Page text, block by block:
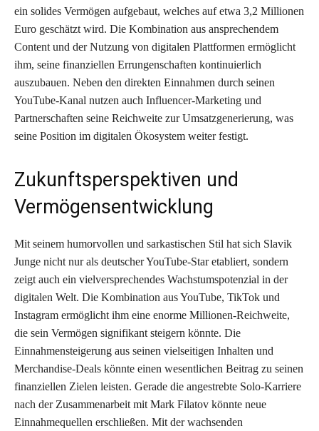
ein solides Vermögen aufgebaut, welches auf etwa 3,2 Millionen
Euro geschätzt wird. Die Kombination aus ansprechendem
Content und der Nutzung von digitalen Plattformen ermöglicht
ihm, seine finanziellen Errungenschaften kontinuierlich
auszubauen. Neben den direkten Einnahmen durch seinen
YouTube-Kanal nutzen auch Influencer-Marketing und
Partnerschaften seine Reichweite zur Umsatzgenerierung, was
seine Position im digitalen Ökosystem weiter festigt.
Zukunftsperspektiven und
Vermögensentwicklung
Mit seinem humorvollen und sarkastischen Stil hat sich Slavik
Junge nicht nur als deutscher YouTube-Star etabliert, sondern
zeigt auch ein vielversprechendes Wachstumspotenzial in der
digitalen Welt. Die Kombination aus YouTube, TikTok und
Instagram ermöglicht ihm eine enorme Millionen-Reichweite,
die sein Vermögen signifikant steigern könnte. Die
Einnahmensteigerung aus seinen vielseitigen Inhalten und
Merchandise-Deals könnte einen wesentlichen Beitrag zu seinen
finanziellen Zielen leisten. Gerade die angestrebte Solo-Karriere
nach der Zusammenarbeit mit Mark Filatov könnte neue
Einnahmequellen erschließen. Mit der wachsenden